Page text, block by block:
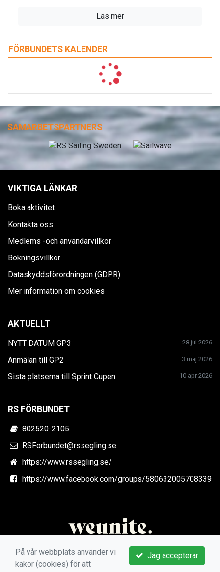
Läs mer
FÖRBUNDETS KALENDER
SAMARBETSPARTNERS
VIKTIGA LÄNKAR
Boka aktivitet
Kontakta oss
Medlems -och användarvillkor
Bokningsvillkor
Dataskyddsförordningen (GDPR)
Mer information om cookies
AKTUELLT
NYTT DATUM GP3 28 jul 2026
Anmälan till GP2 3 maj 2026
Sista platserna till Sprint Cupen 10 apr 2026
RS FÖRBUNDET
802520-2105
RSForbundet@rssegling.se
https://www.rssegling.se/
https://www.facebook.com/groups/580632005708339
Jag accepterar
På vår webbplats använder vi
kakor (cookies) för att